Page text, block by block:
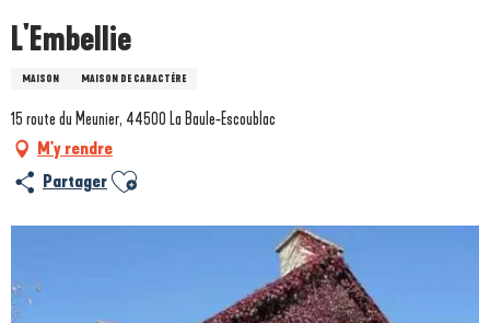
L'Embellie
MAISON MAISON DE CARACTÈRE
15 route du Meunier, 44500 La Baule-Escoublac
M'y rendre
Partager Ajouter aux favoris